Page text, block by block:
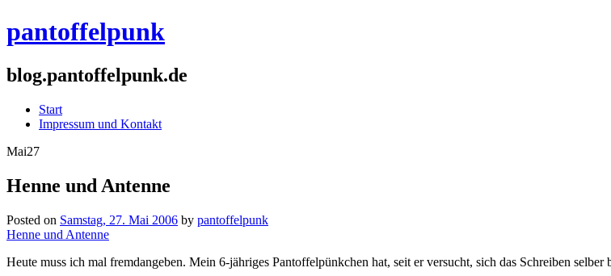
pantoffelpunk
blog.pantoffelpunk.de
Start
Impressum und Kontakt
Mai27
Henne und Antenne
Posted on Samstag, 27. Mai 2006 by pantoffelpunk
Henne und Antenne
Heute muss ich mal fremdangeben. Mein 6-jähriges Pantoffelpünkchen hat, seit er versucht, sich das Schreiben